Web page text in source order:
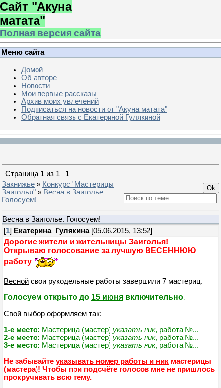
Сайт "Акуна
матата"
Полная версия сайта
Меню сайта
Домой
Об авторе
Новости
Мои первые рассказы
Архив моих увлечений
Подписаться на новости от "Акуна матата"
Обратная связь с Екатериной Гулякиной
Страница 1 из 1
1
Закнижье » Конкурс "Мастерицы
Заиголья" » Весна в Заиголье.
Голосуем!
Весна в Заиголье. Голосуем!
[1] Екатерина_Гулякина[05.06.2015, 13:52]
Дорогие жители и жительницы Заиголья!
Открываю голосование за лучшую ВЕСЕННЮЮ
работу
Весной свои рукодельные работы завершили 7 мастериц.
Голосуем открыто до 15 июня включительно.
Свой выбор оформляем так:
1-е место: Мастерица (мастер) указать ник, работа №...
2-е место: Мастерица (мастер) указать ник, работа №...
3-е место: Мастерица (мастер) указать ник, работа №...
Не забывайте указывать номер работы и ник мастерицы
(мастера)! Чтобы при подсчёте голосов мне не пришлось
прокручивать всю тему.